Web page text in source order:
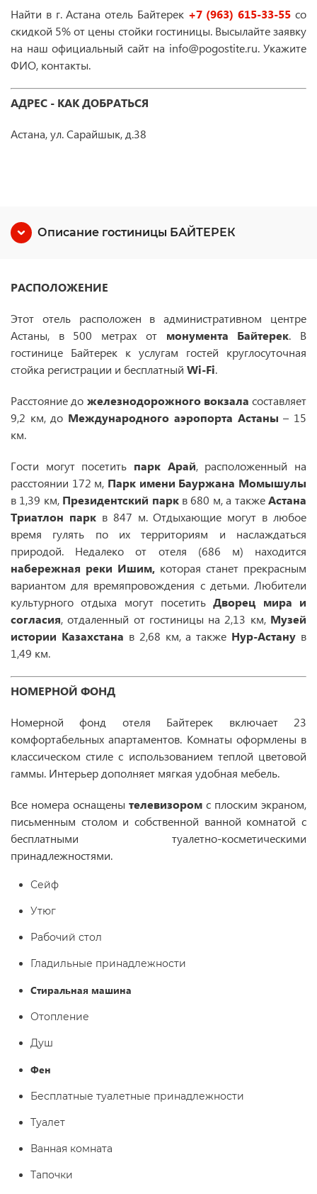
Найти в г. Астана отель Байтерек +7 (963) 615-33-55 со
скидкой 5% от цены стойки гостиницы. Высылайте заявку
на наш официальный сайт на info@pogostite.ru. Укажите
ФИО, контакты.
АДРЕС - КАК ДОБРАТЬСЯ
Астана, ул. Сарайшык, д.38
Описание гостиницы БАЙТЕРЕК
РАСПОЛОЖЕНИЕ
Этот отель расположен в административном центре
Астаны, в 500 метрах от монумента Байтерек. В
гостинице Байтерек к услугам гостей круглосуточная
стойка регистрации и бесплатный Wi-Fi.
Расстояние до железнодорожного вокзала составляет
9,2 км, до Международного аэропорта Астаны – 15
км.
Гости могут посетить парк Арай, расположенный на
расстоянии 172 м, Парк имени Бауржана Момышулы
в 1,39 км, Президентский паркв 680 м, а такжеАстана
Триатлон парк в 847 м. Отдыхающие могут в любое
время гулять по их территориям и наслаждаться
природой. Недалеко от отеля (686 м) находится
набережная реки Ишим, которая станет прекрасным
вариантом для времяпровождения с детьми. Любители
культурного отдыха могут посетитьДворец мира и
согласия, отдаленный от гостиницы на 2,13 км, Музей
истории Казахстана в 2,68 км, а также Нур-Астану в
1,49 км.
НОМЕРНОЙ ФОНД
Номерной фонд отеля Байтерек включает 23
комфортабельных апартаментов. Комнаты оформлены в
классическом стиле с использованием теплой цветовой
гаммы. Интерьер дополняет мягкая удобная мебель.
Все номера оснащены телевизором с плоским экраном,
письменным столом и собственной ванной комнатой с
бесплатными туалетно-косметическими
принадлежностями.
Сейф
Утюг
Рабочий стол
Гладильные принадлежности
Стиральная машина
Отопление
Душ
Фен
Бесплатные туалетные принадлежности
Туалет
Ванная комната
Тапочки